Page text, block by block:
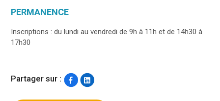
PERMANENCE
Inscriptions : du lundi au vendredi de 9h à 11h et de 14h30 à
17h30
Partager sur :